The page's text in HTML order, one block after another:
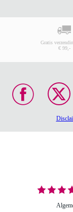
Gratis
€ 99,-